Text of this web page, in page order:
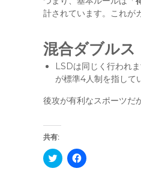
計されています。これが
混合ダブルス
LSDは同じく行われ
が標準4人制を指して
後攻が有利なスポーツだ
共有:
C
l
F
a